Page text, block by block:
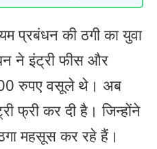
प्रबंधन की ठगी का युवा
ने इंट्री फीस और
रुपए वसूले थे। अब
फ्री कर दी है। जिन्होंने
महसूस कर रहे हैं।